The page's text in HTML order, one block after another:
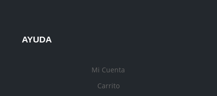
AYUDA
Mi Cuenta
Carrito